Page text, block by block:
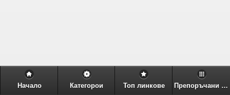
Начало Категорои Топ линкове Препоръчани линкове